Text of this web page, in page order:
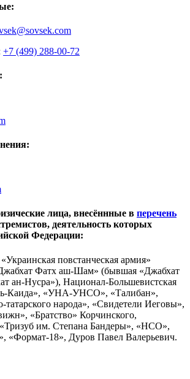
+7 (499) 288-00-72
лица, внесённные в перечень
деятельность которых
Федерации:
повстанческая армия»
Фатх аш-Шам» (бывшая «Джабхат
ан-Нусра»), Национал-Большевистская
Каида», «УНА-УНСО», «Талибан»,
народа», «Свидетели Иеговы»,
«Братство» Корчинского,
им. Степана Бандеры», «НСО»,
«Формат-18», Дуров Павел Валерьевич.